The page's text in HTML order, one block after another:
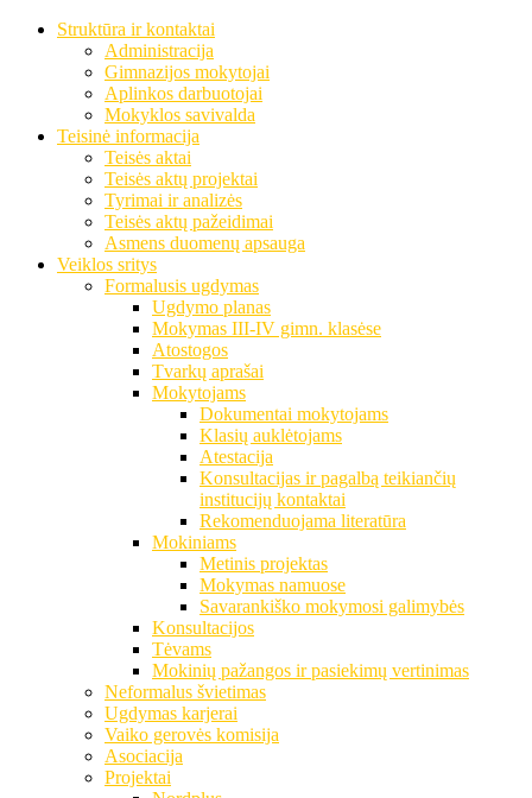
Struktūra ir kontaktai
Administracija
Gimnazijos mokytojai
Aplinkos darbuotojai
Mokyklos savivalda
Teisinė informacija
Teisės aktai
Teisės aktų projektai
Tyrimai ir analizės
Teisės aktų pažeidimai
Asmens duomenų apsauga
Veiklos sritys
Formalusis ugdymas
Ugdymo planas
Mokymas III-IV gimn. klasėse
Atostogos
Tvarkų aprašai
Mokytojams
Dokumentai mokytojams
Klasių auklėtojams
Atestacija
Konsultacijas ir pagalbą teikiančių
institucijų kontaktai
Rekomenduojama literatūra
Mokiniams
Metinis projektas
Mokymas namuose
Savarankiško mokymosi galimybės
Konsultacijos
Tėvams
Mokinių pažangos ir pasiekimų vertinimas
Neformalus švietimas
Ugdymas karjerai
Vaiko gerovės komisija
Asociacija
Projektai